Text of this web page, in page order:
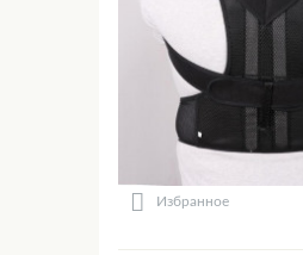
Избранное